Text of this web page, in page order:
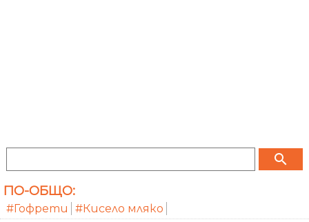
search
ПО-ОБЩО:
#Гофрети #Кисело мляко